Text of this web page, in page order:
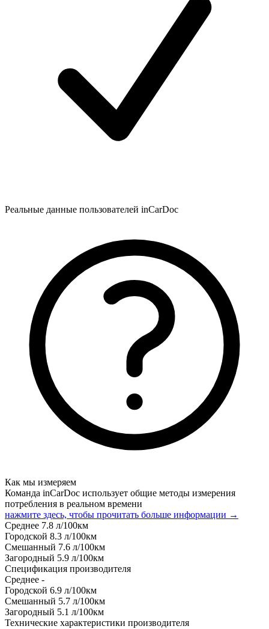
Реальные данные пользователей inCarDoc
Как мы измеряем
Команда inCarDoc использует общие методы измерения
потребления в реальном времени
нажмите здесь, чтобы прочитать больше информации →
Среднее 7.8 л/100км
Городской 8.3 л/100км
Смешанный 7.6 л/100км
Загородный 5.9 л/100км
Спецификация производителя
Среднее -
Городской 6.9 л/100км
Смешанный 5.7 л/100км
Загородный 5.1 л/100км
Технические характеристики производителя